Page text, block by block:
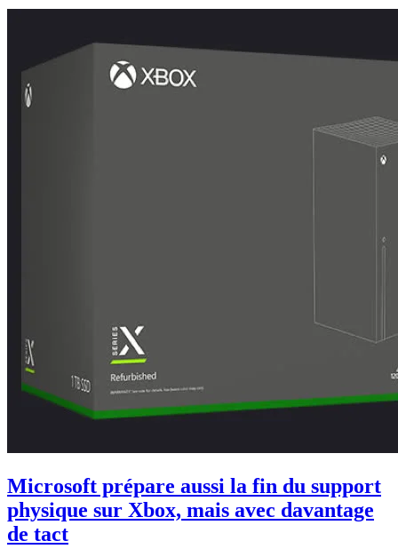
Microsoft prépare aussi la fin du support
physique sur Xbox, mais avec davantage
de tact